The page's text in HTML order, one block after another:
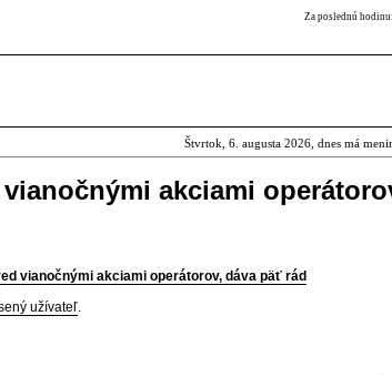
Za poslednú
Štvrtok, 6. augusta 2026, dnes má
akciami
vianočnými akciami operátorov, dáva päť rád
užívateľ.